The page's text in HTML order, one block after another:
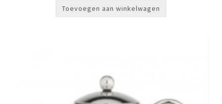
Toevoegen aan winkelwagen